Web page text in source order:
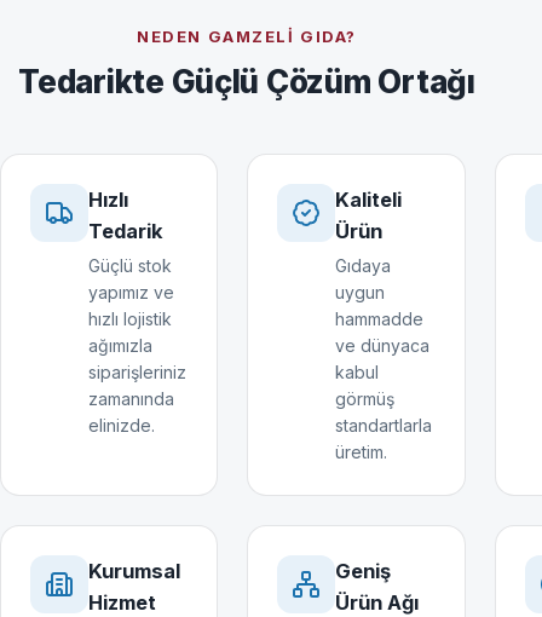
NEDEN GAMZELI GIDA?
Tedarikte Güçlü Çözüm Ortağı
Hızlı
Tedarik
Güçlü stok
yapımız ve
hızlı lojistik
ağımızla
siparişleriniz
zamanında
elinizde.
Kaliteli
Ürün
Gıdaya
uygun
hammadde
ve dünyaca
kabul
görmüş
standartlarla
üretim.
Kurumsal
Hizmet
Geniş
Ürün Ağı